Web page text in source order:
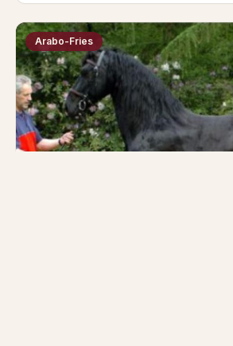
Arabo-Fries